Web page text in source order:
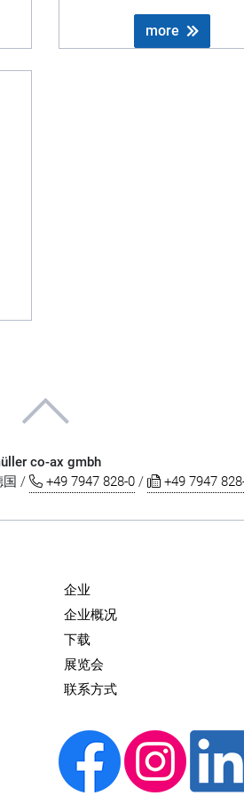
more
co-ax gmbh
国 /
+49 7947 828-0 / +49 7947
企业
企业概况
下载
展览会
联系方式